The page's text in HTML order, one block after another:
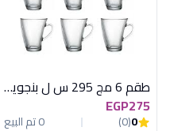
طقم 6 مج 295 س ل بنجوين سادة
EGP275
0
(0)
0 تم البيع